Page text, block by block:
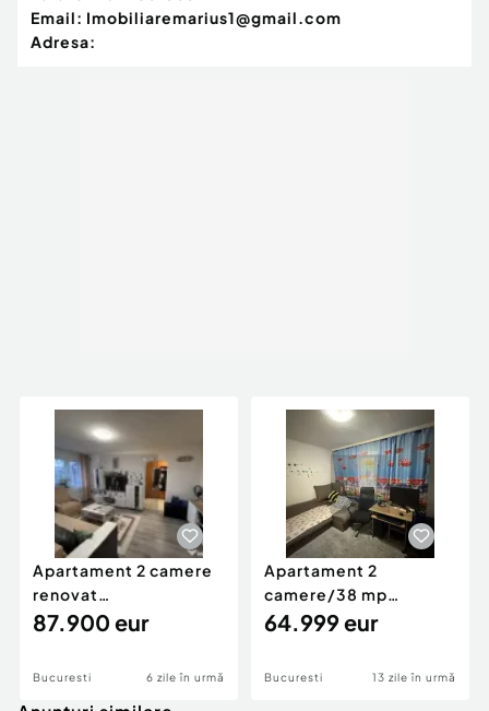
Email: Imobiliaremarius1@gmail.com
Adresa:
Apartament 2 camere
renovat
complet/sector 4
87.900 eur
Bucuresti 6 zile în urmă
Apartament 2
camere/38 mp
Brancoveanu parter
64.999 eur
Bucuresti 13 zile în urmă